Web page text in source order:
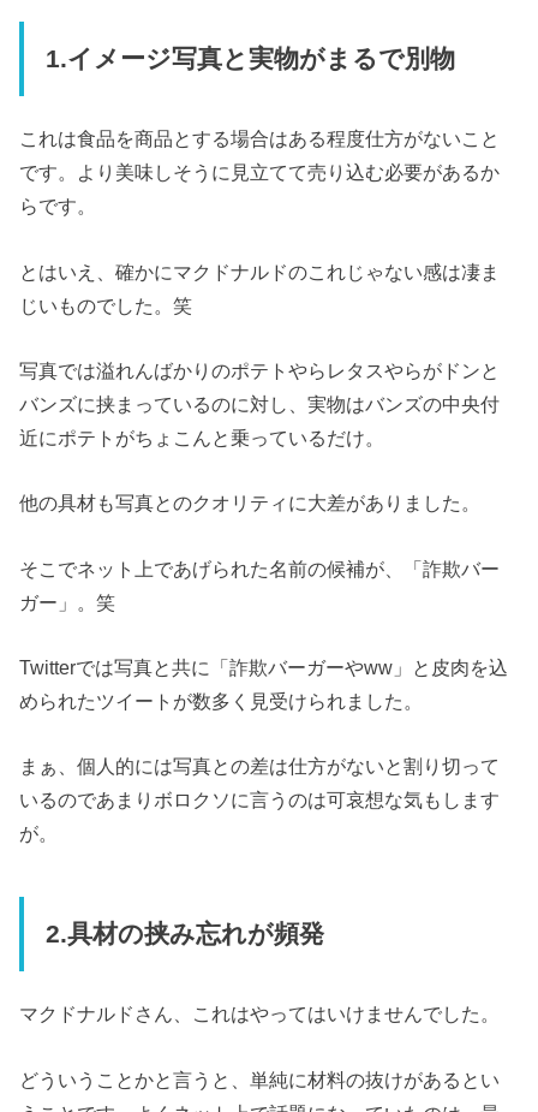
1.イメージ写真と実物がまるで別物
これは食品を商品とする場合はある程度仕方がないこと
です。より美味しそうに見立てて売り込む必要があるか
らです。
とはいえ、確かにマクドナルドのこれじゃない感は凄ま
じいものでした。笑
写真では溢れんばかりのポテトやらレタスやらがドンと
バンズに挟まっているのに対し、実物はバンズの中央付
近にポテトがちょこんと乗っているだけ。
他の具材も写真とのクオリティに大差がありました。
そこでネット上であげられた名前の候補が、「詐欺バー
ガー」。笑
Twitterでは写真と共に「詐欺バーガーやww」と皮肉を込
められたツイートが数多く見受けられました。
まぁ、個人的には写真との差は仕方がないと割り切って
いるのであまりボロクソに言うのは可哀想な気もします
が。
2.具材の挟み忘れが頻発
マクドナルドさん、これはやってはいけませんでした。
どういうことかと言うと、単純に材料の抜けがあるとい